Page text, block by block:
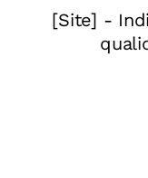
nova demanda
exigem novas